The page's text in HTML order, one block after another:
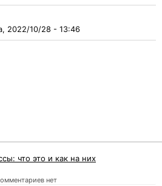
2022/10/28 - 13:46
что это и как на них
нет